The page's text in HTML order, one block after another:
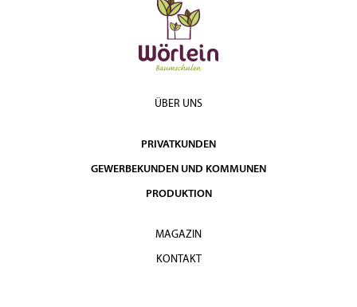
ÜBER UNS
PRIVATKUNDEN
GEWERBEKUNDEN UND KOMMUNEN
PRODUKTION
MAGAZIN
KONTAKT